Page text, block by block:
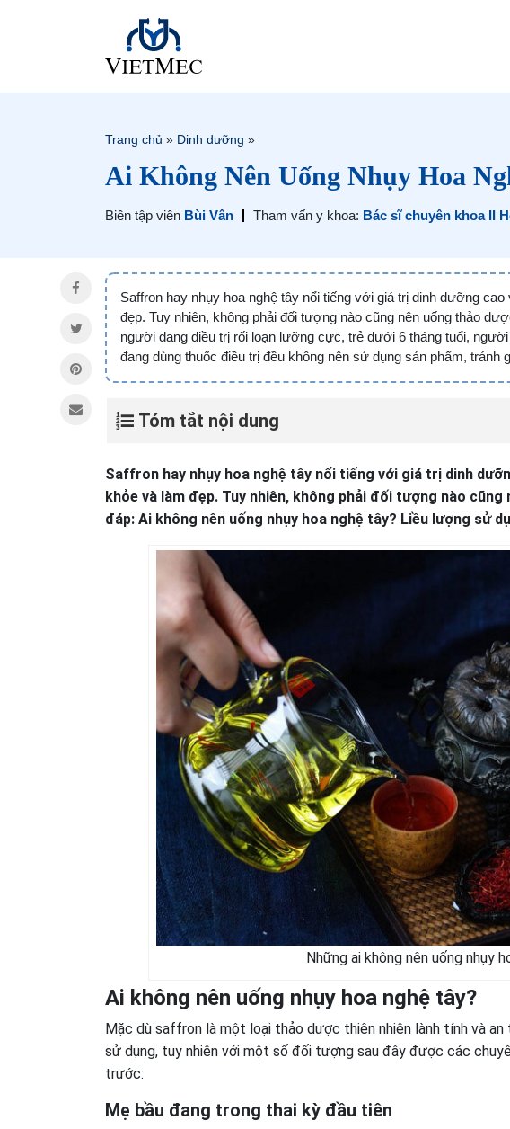
Trang chủ » Dinh dưỡng »
Ai Không Nên Uống Nhụy Hoa
Biên tập viên Bùi Vân Tham vấn y khoa: Bác sĩ chuyên khoa II
Saffron hay nhụy hoa nghệ tây nổi tiếng với giá trị dinh dưỡng
đẹp. Tuy nhiên, không phải đối tượng nào cũng nên uống thảo
người đang điều trị rối loạn lưỡng cực, trẻ dưới 6 tháng tuổi,
đang dùng thuốc điều trị đều không nên sử dụng sản phẩm, tránh
Tóm tắt nội dung
Saffron hay nhụy hoa nghệ tây nổi tiếng với giá trị dinh
khỏe và làm đẹp. Tuy nhiên, không phải đối tượng nào
đáp: Ai không nên uống nhụy hoa nghệ tây? Liều lượng sử
Những ai không nên uống nhụy
Ai không nên uống nhụy hoa nghệ tây?
Mặc dù saffron là một loại thảo dược thiên nhiên lành tính và
sử dụng, tuy nhiên với một số đối tượng sau đây được các
trước:
Mẹ bầu đang trong thai kỳ đầu tiên